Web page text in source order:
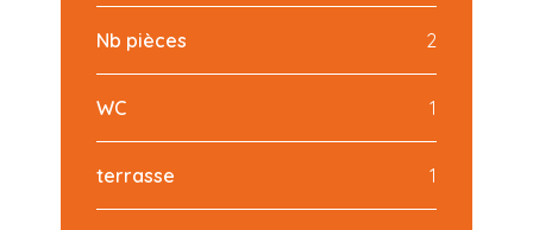
Nb pièces 2
WC 1
terrasse 1